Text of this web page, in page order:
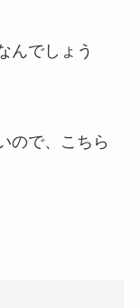
んでしょう
ので、こちら